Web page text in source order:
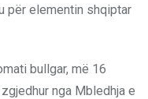
për elementin shqiptar
bullgar, më 16
nga Mbledhja e